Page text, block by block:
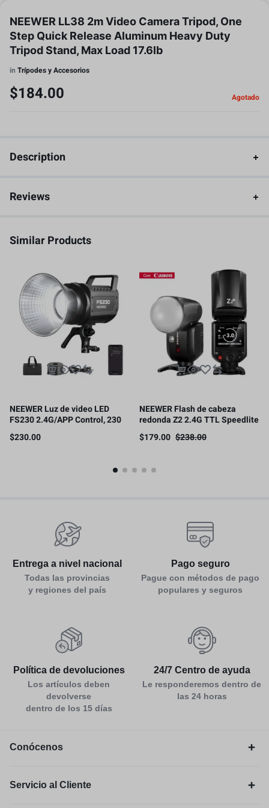
NEEWER LL38 2m Video Camera Tripod, One
Step Quick Release Aluminum Heavy Duty
Tripod Stand, Max Load 17.6lb
in Trípodes y Accesorios
$184.00 Agotado
Description
Reviews
Similar Products
NEEWER Luz de video LED
FS230 2.4G/APP Control, 230
W bicolor COB Bowens,
110000lux/m, 5600K
$230.00
NEEWER Flash de cabeza
redonda Z2 2.4G TTL Speedlite
compatible con cámaras
Canon/Nikon/Sony, 76Ws
$179.00 $238.00
Entrega a nivel nacional
Todas las provincias
y regiones del país
Pago seguro
Pague con métodos de pago
populares y seguros
Política de devoluciones
Los artículos deben
devolverse
dentro de los 15 días
24/7 Centro de ayuda
Le responderemos dentro de
las 24 horas
Conócenos
Servicio al Cliente